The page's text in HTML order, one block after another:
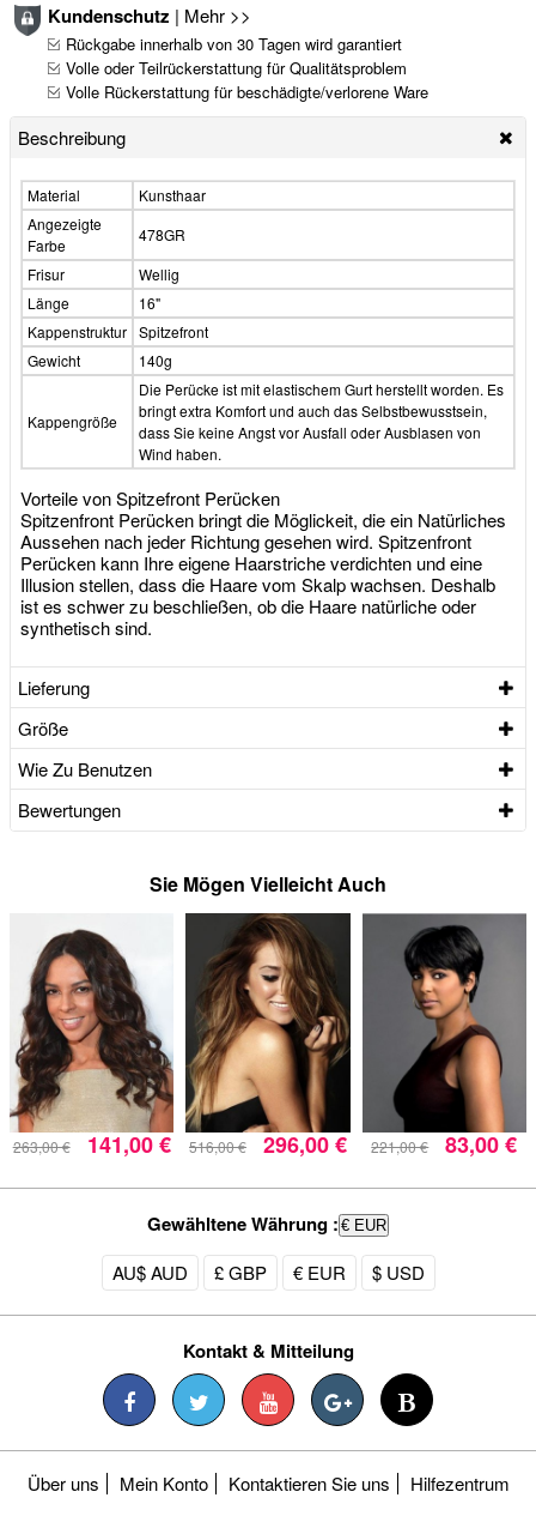
Kundenschutz | Mehr >>
Rückgabe innerhalb von 30 Tagen wird garantiert
Volle oder Teilrückerstattung für Qualitätsproblem
Volle Rückerstattung für beschädigte/verlorene Ware
Beschreibung
Material
Kunsthaar
Angezeigte
Farbe
478GR
Frisur
Wellig
Länge
16"
Kappenstruktur Spitzefront
Gewicht
140g
Kappengröße
Die Perücke ist mit elastischem Gurt herstellt worden. Es
bringt extra Komfort und auch das Selbstbewusstsein,
dass Sie keine Angst vor Ausfall oder Ausblasen von
Wind haben.
Vorteile von Spitzefront Perücken
Spitzenfront Perücken bringt die Möglickeit, die ein Natürliches
Aussehen nach jeder Richtung gesehen wird. Spitzenfront
Perücken kann Ihre eigene Haarstriche verdichten und eine
Illusion stellen, dass die Haare vom Skalp wachsen. Deshalb
ist es schwer zu beschließen, ob die Haare natürliche oder
synthetisch sind.
Lieferung
Größe
Wie Zu Benutzen
Bewertungen
Sie Mögen Vielleicht Auch
263,00 € 141,00 € 516,00 € 296,00 € 221,00 € 83,00 €
Gewähltene Währung : € EUR
AU$ AUD £ GBP € EUR $ USD
Kontakt & Mitteilung
Über uns Mein Konto Kontaktieren Sie uns Hilfezentrum